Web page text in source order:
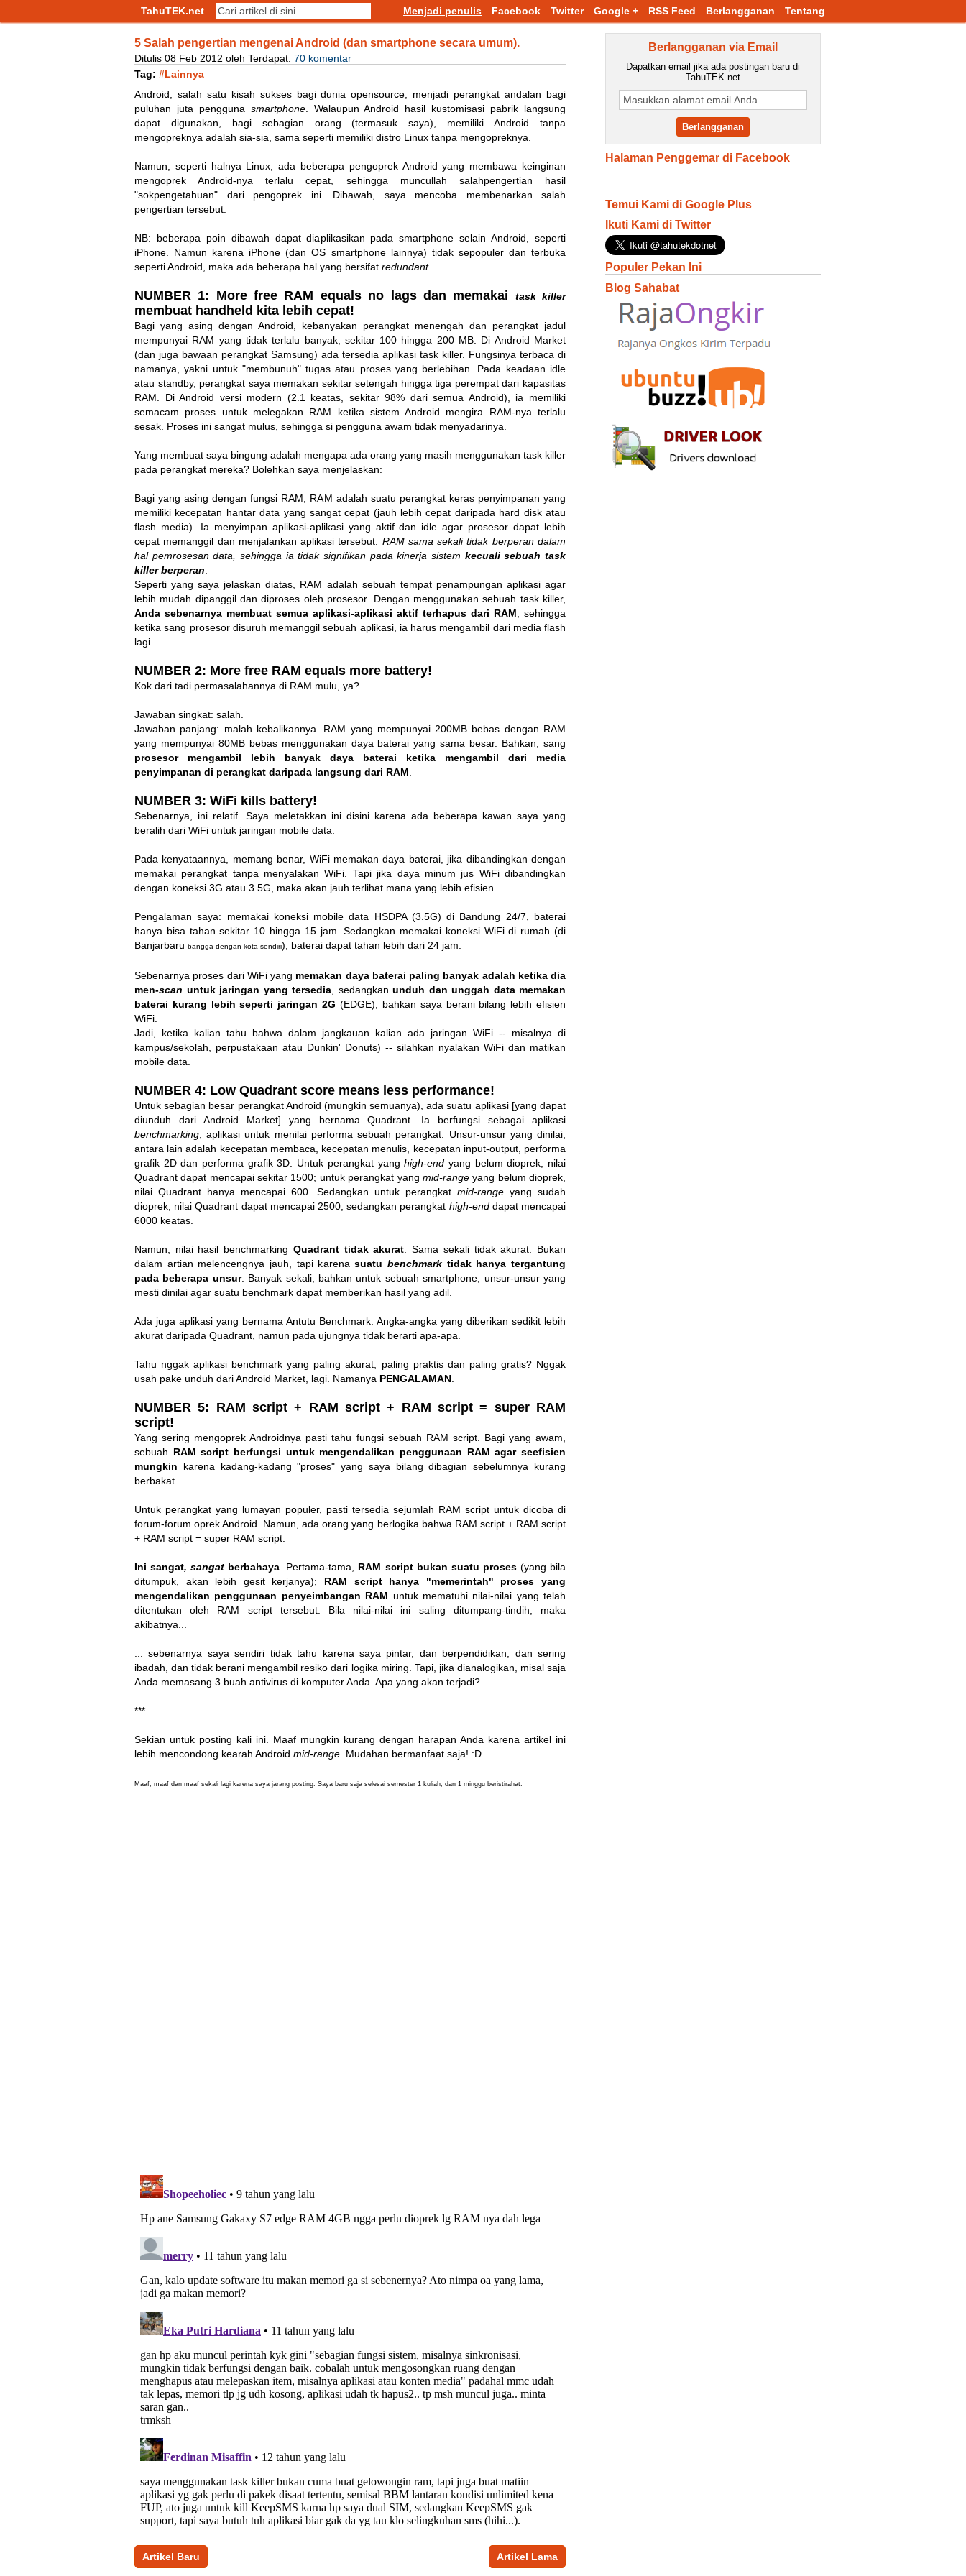
TahuTEK.net Menjadi penulis Facebook Twitter Google + RSS Feed Berlangganan Tentang
5 Salah pengertian mengenai Android (dan smartphone secara umum).
Ditulis 08 Feb 2012 oleh Terdapat: 70 komentar
Tag: #Lainnya
Android, salah satu kisah sukses bagi dunia opensource, menjadi perangkat andalan bagi
puluhan juta pengguna smartphone. Walaupun Android hasil kustomisasi pabrik langsung
dapat digunakan, bagi sebagian orang (termasuk saya), memiliki Android tanpa
mengopreknya adalah sia-sia, sama seperti memiliki distro Linux tanpa mengopreknya.
Namun, seperti halnya Linux, ada beberapa pengoprek Android yang membawa keinginan
mengoprek Android-nya terlalu cepat, sehingga muncullah salahpengertian hasil
"sokpengetahuan" dari pengoprek ini. Dibawah, saya mencoba membenarkan salah
pengertian tersebut.
NB: beberapa poin dibawah dapat diaplikasikan pada smartphone selain Android, seperti
iPhone. Namun karena iPhone (dan OS smartphone lainnya) tidak sepopuler dan terbuka
seperti Android, maka ada beberapa hal yang bersifat redundant.
NUMBER 1: More free RAM equals no lags dan memakai task killer
membuat handheld kita lebih cepat!
Bagi yang asing dengan Android, kebanyakan perangkat menengah dan perangkat jadul
mempunyai RAM yang tidak terlalu banyak; sekitar 100 hingga 200 MB. Di Android Market
(dan juga bawaan perangkat Samsung) ada tersedia aplikasi task killer. Fungsinya terbaca di
namanya, yakni untuk "membunuh" tugas atau proses yang berlebihan. Pada keadaan idle
atau standby, perangkat saya memakan sekitar setengah hingga tiga perempat dari kapasitas
RAM. Di Android versi modern (2.1 keatas, sekitar 98% dari semua Android), ia memiliki
semacam proses untuk melegakan RAM ketika sistem Android mengira RAM-nya terlalu
sesak. Proses ini sangat mulus, sehingga si pengguna awam tidak menyadarinya.
Yang membuat saya bingung adalah mengapa ada orang yang masih menggunakan task killer
pada perangkat mereka? Bolehkan saya menjelaskan:
Bagi yang asing dengan fungsi RAM, RAM adalah suatu perangkat keras penyimpanan yang
memiliki kecepatan hantar data yang sangat cepat (jauh lebih cepat daripada hard disk atau
flash media). Ia menyimpan aplikasi-aplikasi yang aktif dan idle agar prosesor dapat lebih
cepat memanggil dan menjalankan aplikasi tersebut. RAM sama sekali tidak berperan dalam
hal pemrosesan data, sehingga ia tidak signifikan pada kinerja sistem kecuali sebuah task
killer berperan
Seperti yang saya jelaskan diatas, RAM adalah sebuah tempat penampungan aplikasi agar
lebih mudah dipanggil dan diproses oleh prosesor. Dengan menggunakan sebuah task killer,
Anda sebenarnya membuat semua aplikasi-aplikasi aktif terhapus dari RAM , sehingga
ketika sang prosesor disuruh memanggil sebuah aplikasi, ia harus mengambil dari media flash
lagi.
NUMBER 2: More free RAM equals more battery!
Kok dari tadi permasalahannya di RAM mulu, ya?
Jawaban singkat: salah.
Jawaban panjang: malah kebalikannya. RAM yang mempunyai 200MB bebas dengan RAM
yang mempunyai 80MB bebas menggunakan daya baterai yang sama besar. Bahkan, sang
prosesor mengambil lebih banyak daya baterai ketika mengambil dari media
penyimpanan di perangkat daripada langsung dari RAM
NUMBER 3: WiFi kills battery!
Sebenarnya, ini relatif. Saya meletakkan ini disini karena ada beberapa kawan saya yang
beralih dari WiFi untuk jaringan mobile data.
Pada kenyataannya, memang benar, WiFi memakan daya baterai, jika dibandingkan dengan
memakai perangkat tanpa menyalakan WiFi. Tapi jika daya minum jus WiFi dibandingkan
dengan koneksi 3G atau 3.5G, maka akan jauh terlihat mana yang lebih efisien.
Pengalaman saya: memakai koneksi mobile data HSDPA (3.5G) di Bandung 24/7, baterai
hanya bisa tahan sekitar 10 hingga 15 jam. Sedangkan memakai koneksi WiFi di rumah (di
Banjarbaru bangga dengan kota sendiri), baterai dapat tahan lebih dari 24 jam.
Sebenarnya proses dari WiFi yang memakan daya baterai paling banyak adalah ketika dia
men-scan untuk jaringan yang tersedia , sedangkan unduh dan unggah data memakan
baterai kurang lebih seperti jaringan 2G (EDGE), bahkan saya berani bilang lebih efisien
WiFi.
Jadi, ketika kalian tahu bahwa dalam jangkauan kalian ada jaringan WiFi -- misalnya di
kampus/sekolah, perpustakaan atau Dunkin' Donuts) -- silahkan nyalakan WiFi dan matikan
mobile data.
NUMBER 4: Low Quadrant score means less performance!
Untuk sebagian besar perangkat Android (mungkin semuanya), ada suatu aplikasi [yang dapat
diunduh dari Android Market] yang bernama Quadrant. Ia berfungsi sebagai aplikasi
benchmarking; aplikasi untuk menilai performa sebuah perangkat. Unsur-unsur yang dinilai,
antara lain adalah kecepatan membaca, kecepatan menulis, kecepatan input-output, performa
grafik 2D dan performa grafik 3D. Untuk perangkat yanghigh-end yang belum dioprek, nilai
Quadrant dapat mencapai sekitar 1500; untuk perangkat yang mid-rangeyang belum dioprek,
nilai Quadrant hanya mencapai 600. Sedangkan untuk perangkat mid-range yang sudah
dioprek, nilai Quadrant dapat mencapai 2500, sedangkan perangkat high-end dapat mencapai
6000 keatas.
Namun, nilai hasil benchmarking Quadrant tidak akurat . Sama sekali tidak akurat. Bukan
dalam artian melencengnya jauh, tapi karenasuatu benchmark tidak hanya tergantung
pada beberapa unsur. Banyak sekali, bahkan untuk sebuah smartphone, unsur-unsur yang
mesti dinilai agar suatu benchmark dapat memberikan hasil yang adil.
Ada juga aplikasi yang bernama Antutu Benchmark. Angka-angka yang diberikan sedikit lebih
akurat daripada Quadrant, namun pada ujungnya tidak berarti apa-apa.
Tahu nggak aplikasi benchmark yang paling akurat, paling praktis dan paling gratis? Nggak
usah pake unduh dari Android Market, lagi. Namanya PENGALAMAN
NUMBER 5: RAM script + RAM script + RAM script = super RAM
script!
Yang sering mengoprek Androidnya pasti tahu fungsi sebuah RAM script. Bagi yang awam,
sebuah RAM script berfungsi untuk mengendalikan penggunaan RAM agar seefisien
mungkin karena kadang-kadang "proses" yang saya bilang dibagian sebelumnya kurang
berbakat.
Untuk perangkat yang lumayan populer, pasti tersedia sejumlah RAM script untuk dicoba di
forum-forum oprek Android. Namun, ada orang yang berlogika bahwa RAM script + RAM script
+ RAM script = super RAM script.
Ini sangat, sangat berbahaya . Pertama-tama, RAM script bukan suatu proses(yang bila
ditumpuk, akan lebih gesit kerjanya); RAM script hanya "memerintah" proses yang
mengendalikan penggunaan penyeimbangan RAM untuk mematuhi nilai-nilai yang telah
ditentukan oleh RAM script tersebut. Bila nilai-nilai ini saling ditumpang-tindih, maka
akibatnya...
... sebenarnya saya sendiri tidak tahu karena saya pintar, dan berpendidikan, dan sering
ibadah, dan tidak berani mengambil resiko dari logika miring. Tapi, jika dianalogikan, misal saja
Anda memasang 3 buah antivirus di komputer Anda. Apa yang akan terjadi?
***
Sekian untuk posting kali ini. Maaf mungkin kurang dengan harapan Anda karena artikel ini
lebih mencondong kearah Android mid-range . Mudahan bermanfaat saja! :D
Maaf, maaf dan maaf sekali lagi karena saya jarang posting. Saya baru saja selesai semester 1 kuliah, dan 1 minggu beristirahat.
Artikel Baru Artikel Lama
Berlangganan via Email
Dapatkan email jika ada postingan baru di
TahuTEK.net
Halaman Penggemar di Facebook
Temui Kami di Google Plus
Ikuti Kami di Twitter
Populer Pekan Ini
Blog Sahabat